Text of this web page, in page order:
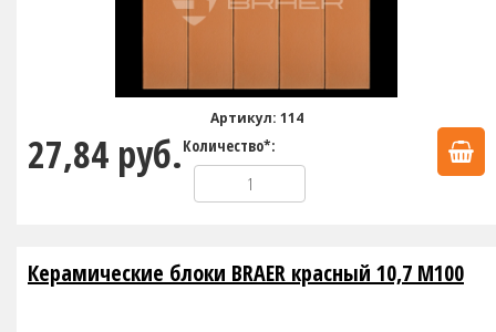
Артикул: 114
27,84 руб.Количество*:
Керамические блоки BRAER красный 10,7 М100